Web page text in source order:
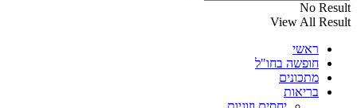
No Result
View All Result
ראשי
חופשה בחו"ל
מתכונים
בריאות